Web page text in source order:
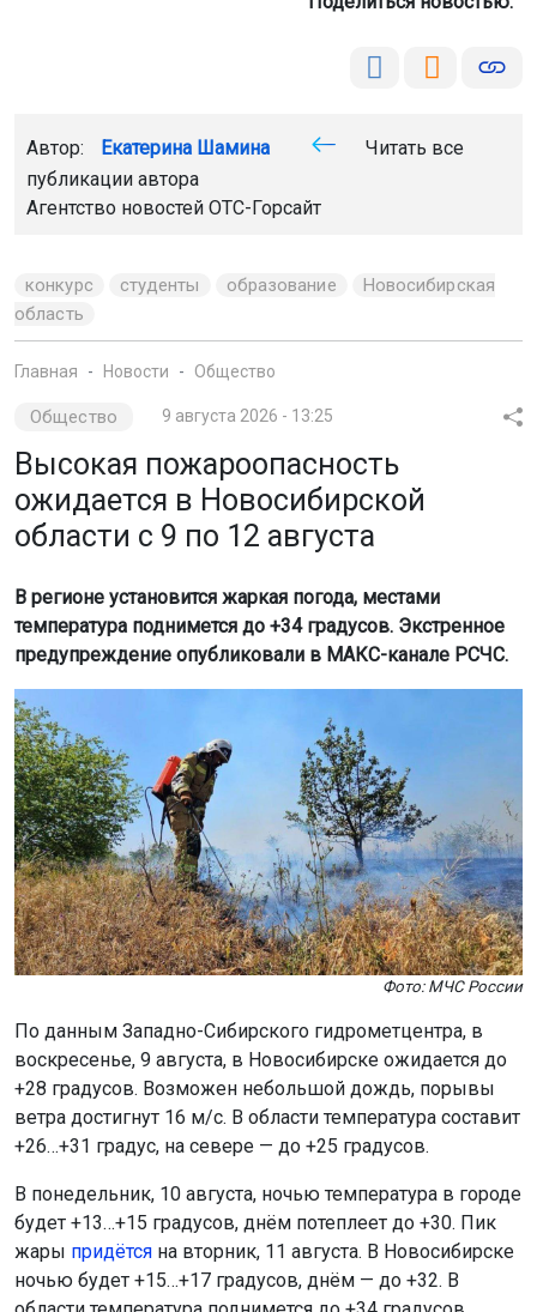
Автор: Екатерина Шамина
Читать все
публикации автора
Агентство новостей ОТС-Горсайт
конкурс студенты образование
Новосибирская
область
Главная Новости Общество
Общество 9 августа 2026 - 13:25
Высокая пожароопасность
ожидается в Новосибирской
области с 9 по 12 августа
В регионе установится жаркая погода, местами
температура поднимется до +34 градусов. Экстренное
предупреждение опубликовали в МАКС-канале РСЧС.
Фото: МЧС России
По данным Западно-Сибирского гидрометцентра, в
воскресенье, 9 августа, в Новосибирске ожидается до
+28 градусов. Возможен небольшой дождь, порывы
ветра достигнут 16 м/с. В области температура составит
+26…+31 градус, на севере — до +25 градусов.
В понедельник, 10 августа, ночью температура в городе
будет +13…+15 градусов, днём потеплеет до +30. Пик
жары придётся на вторник, 11 августа. В Новосибирске
ночью будет +15…+17 градусов, днём — до +32. В